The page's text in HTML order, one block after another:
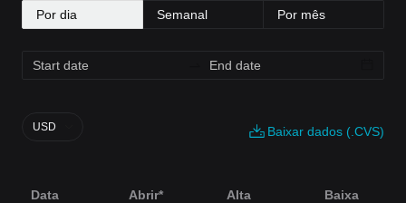
Por dia Semanal Por mês
Baixar dados (.CVS)
USD
Data Abrir* Alta Baixa